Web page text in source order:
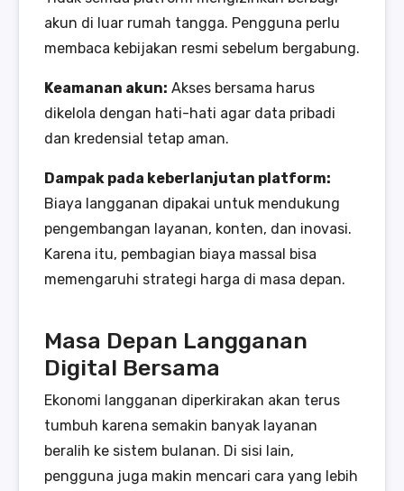
akun di luar rumah tangga. Pengguna perlu
membaca kebijakan resmi sebelum bergabung.
Keamanan akun: Akses bersama harus
dikelola dengan hati-hati agar data pribadi
dan kredensial tetap aman.
Dampak pada keberlanjutan platform:
Biaya langganan dipakai untuk mendukung
pengembangan layanan, konten, dan inovasi.
Karena itu, pembagian biaya massal bisa
memengaruhi strategi harga di masa depan.
Masa Depan Langganan
Digital Bersama
Ekonomi langganan diperkirakan akan terus
tumbuh karena semakin banyak layanan
beralih ke sistem bulanan. Di sisi lain,
pengguna juga makin mencari cara yang lebih